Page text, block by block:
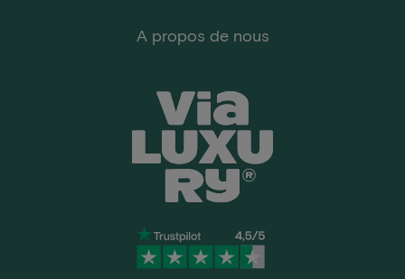
A propos de nous